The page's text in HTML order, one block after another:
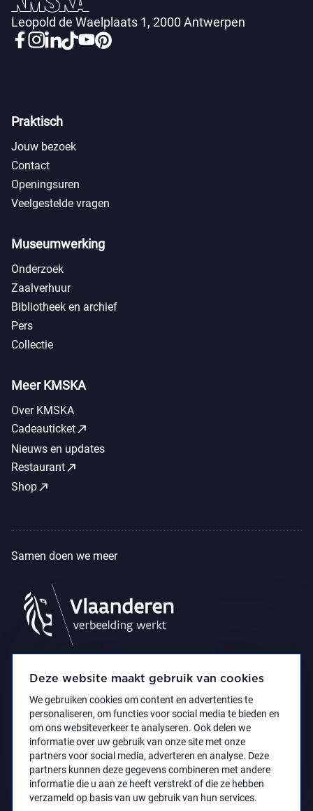
Deze website maakt gebruik van cookies
We gebruiken cookies om content en advertenties te
personaliseren, om functies voor social media te bieden en
om ons websiteverkeer te analyseren. Ook delen we
informatie over uw gebruik van onze site met onze
partners voor social media, adverteren en analyse. Deze
partners kunnen deze gegevens combineren met andere
informatie die u aan ze heeft verstrekt of die ze hebben
verzameld op basis van uw gebruik van hun services.
Leopold de Waelplaats 1, 2000 Antwerpen
Praktisch
Jouw bezoek
Contact
Openingsuren
Veelgestelde vragen
Museumwerking
Onderzoek
Zaalverhuur
Bibliotheek en archief
Pers
Collectie
Meer KMSKA
Over KMSKA
Cadeauticketcall_made
Nieuws en updates
Restaurantcall_made
Shopcall_made
Samen doen we meer
Privacyverklaring Toegankelijkheidsverklaring
© 2021 Koninklijk Museum voor Schone Kunsten